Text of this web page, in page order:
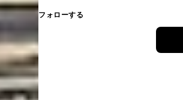
フォローする